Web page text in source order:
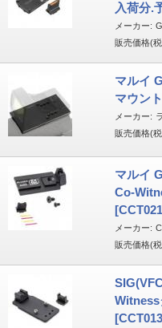
入荷分.
メーカー:
販売価格(
マルイ
マウン
メーカー:
販売価格(
マルイ
Co-
メーカー:
販売価格(
Witness